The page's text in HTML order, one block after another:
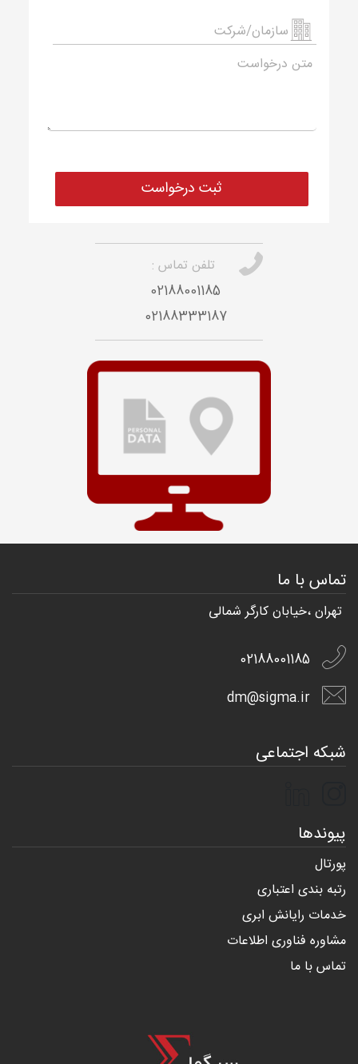
تلفن تماس :
02188001185
02188333187
تماس با ما
تهران ،خیابان کارگر شمالی
02188001185
dm@sigma.ir
شبکه اجتماعی
پیوندها
پورتال
رتبه بندی اعتباری
خدمات رایانش ابری
مشاوره فناوری اطلاعات
تماس با ما